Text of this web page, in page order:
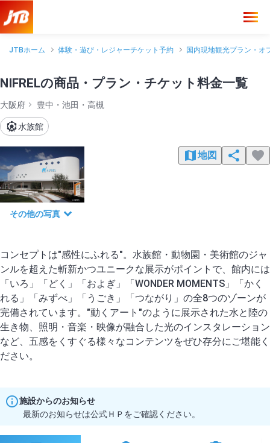
JTBホーム 体験・遊び・レジャーチケット予約 国内現地観光プラン・オ
NIFRELの商品・プラン・チケット料金一覧
大阪府 豊中・池田・高槻
水族館
地図
その他の写真
コンセプトは"感性にふれる"。水族館・動物園・美術館のジャ
ンルを超えた斬新かつユニークな展示がポイントで、館内には
「いろ」「どく」「およぎ」「WONDER MOMENTS」「かく
れる」「みずべ」「うごき」「つながり」の全8つのゾーンが
完備されています。"動くアート"のように展示された水と陸の
生き物、照明・音楽・映像が融合した光のインスタレーション
など、五感をくすぐる様々なコンテンツをぜひ存分にご堪能く
施設からのお知らせ
最新のお知らせは公式ＨＰをご確認ください。